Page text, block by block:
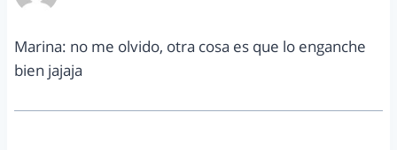
Marina: no me olvido, otra cosa es que lo enganche
bien jajaja